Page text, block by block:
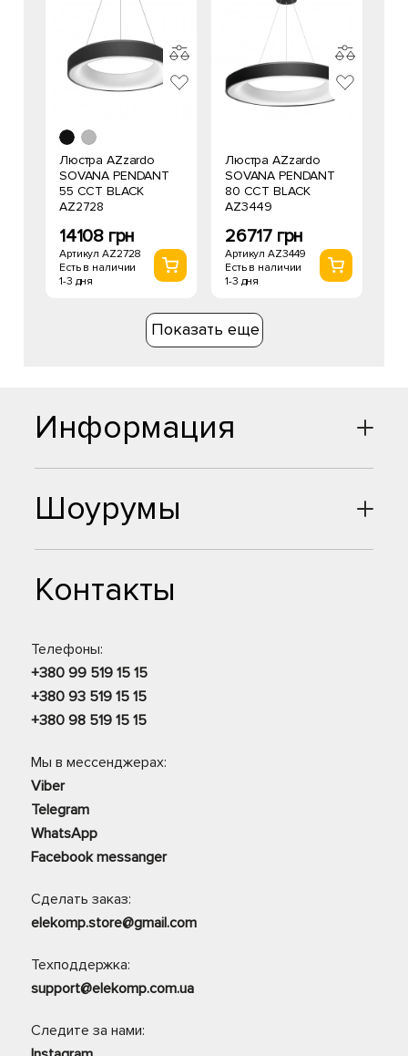
Люстра AZzardo
SOVANA PENDANT
55 CCT BLACK
AZ2728
14108 грн
Артикул AZ2728
Есть в наличии
1-3 дня
Люстра AZzardo
SOVANA PENDANT
80 CCT BLACK
AZ3449
26717 грн
Артикул AZ3449
Есть в наличии
1-3 дня
Показать еще
Шоурумы
Контакты
Телефоны:
+380 99 519 15 15
+380 93 519 15 15
+380 98 519 15 15
Мы в мессенджерах:
Viber
Telegram
WhatsApp
Facebook messanger
Сделать заказ:
elekomp.store@gmail.com
Техподдержка:
support@elekomp.com.ua
Следите за нами:
Информация